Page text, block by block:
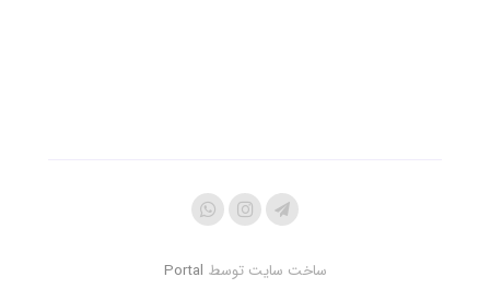
ساخت سایت توسط Portal